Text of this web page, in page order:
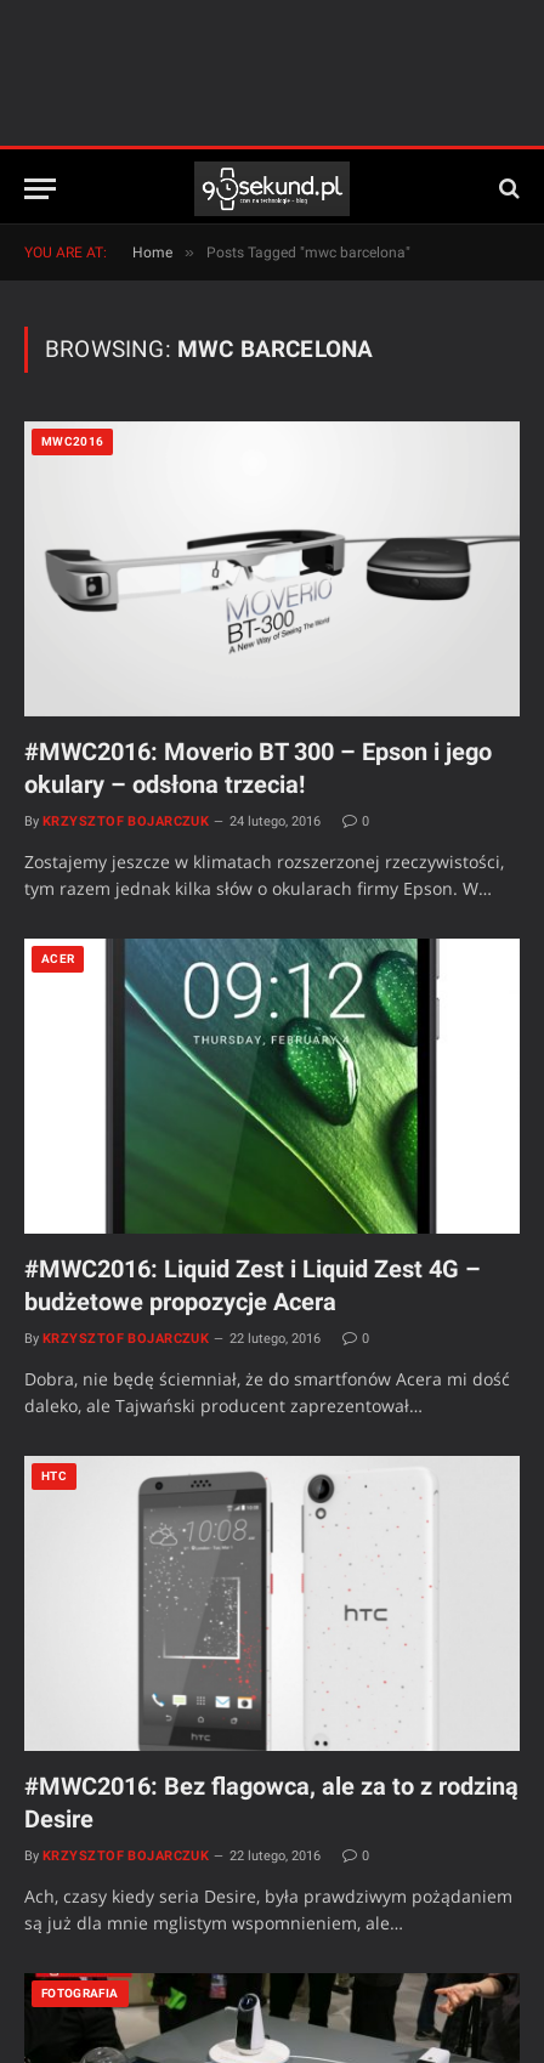
YOU ARE AT: Home » Posts Tagged "mwc barcelona"
BROWSING: MWC BARCELONA
MWC2016
#MWC2016: Moverio BT 300 – Epson i jego
okulary – odsłona trzecia!
By KRZYSZTOF BOJARCZUK 24 lutego, 2016 0
Zostajemy jeszcze w klimatach rozszerzonej rzeczywistości,
tym razem jednak kilka słów o okularach firmy Epson. W…
ACER
#MWC2016: Liquid Zest i Liquid Zest 4G –
budżetowe propozycje Acera
By KRZYSZTOF BOJARCZUK 22 lutego, 2016 0
Dobra, nie będę ściemniał, że do smartfonów Acera mi dość
daleko, ale Tajwański producent zaprezentował…
HTC
#MWC2016: Bez flagowca, ale za to z rodziną
Desire
By KRZYSZTOF BOJARCZUK 22 lutego, 2016 0
Ach, czasy kiedy seria Desire, była prawdziwym pożądaniem
są już dla mnie mglistym wspomnieniem, ale…
FOTOGRAFIA